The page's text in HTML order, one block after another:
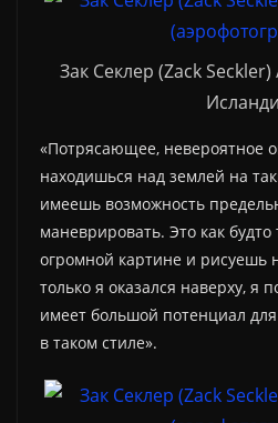
Зак Секлер (Zack
«Потрясающее, невероятное
находишься над землей на
имеешь возможность
маневрировать. Это как
огромной картине и рисуешь
только я оказался наверху, я
имеет большой потенциал
в таком стиле».